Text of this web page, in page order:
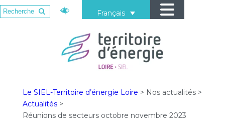
Français
Le SIEL-Territoire d’énergie Loire > Nos actualités>
Actualités >
Réunions de secteurs octobre novembre 2023